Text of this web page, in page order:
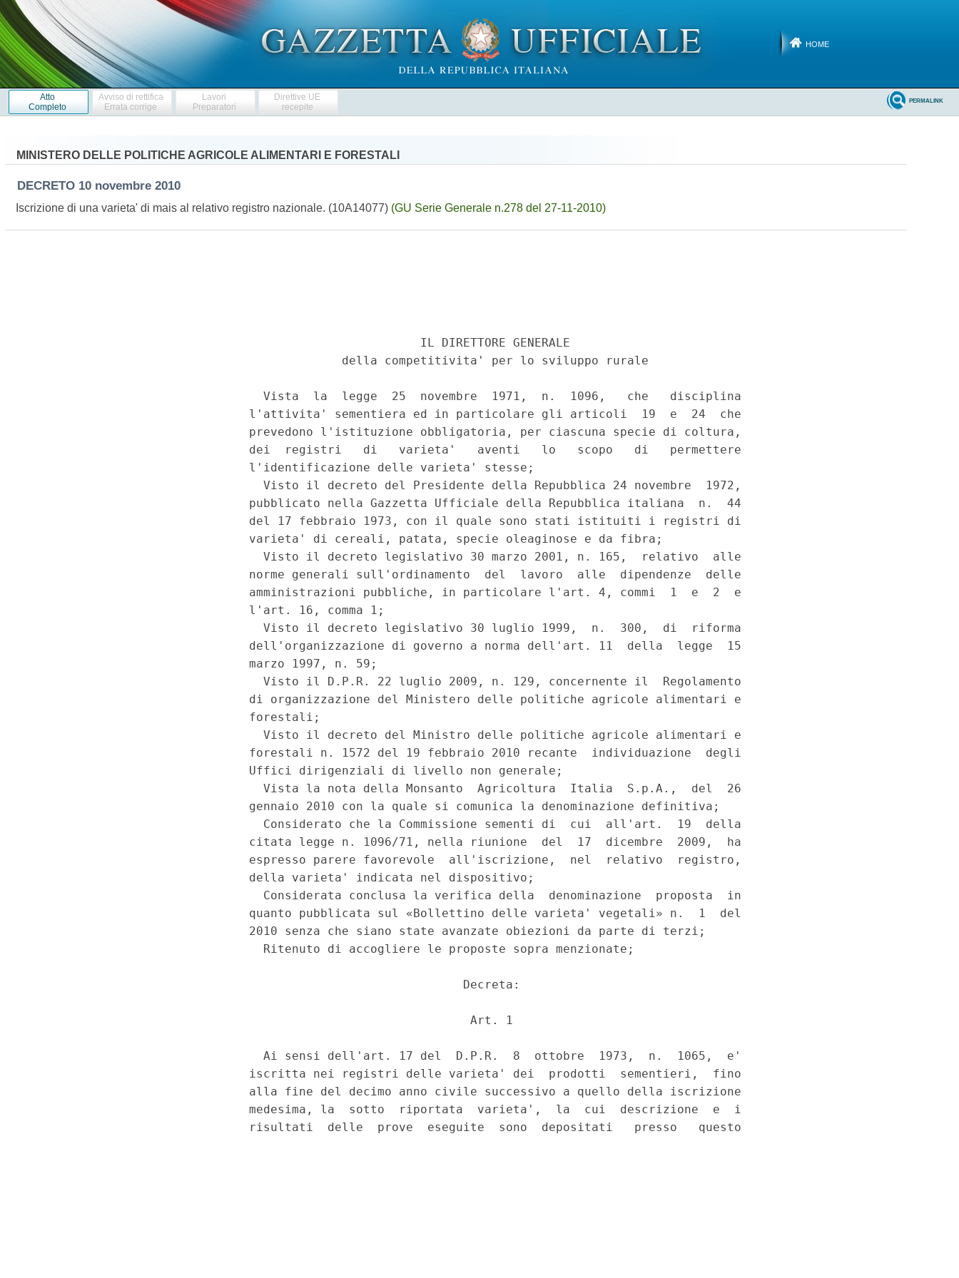
HOME
Atto
Completo
Avviso di rettifica
Errata corrige
Lavori
Preparatori
Direttive UE
recepite
PERMALINK
MINISTERO DELLE POLITICHE AGRICOLE ALIMENTARI E FORESTALI
DECRETO 10 novembre 2010
Iscrizione di una varieta' di mais al relativo registro nazionale. (10A14077) (GU Serie Generale n.278 del 27-11-2010)